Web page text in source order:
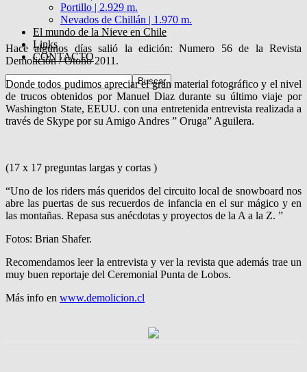
Portillo | 2.929 m.
Nevados de Chillán | 1.970 m.
El mundo de la Nieve en Chile
Links
CONTACTO
Hace algunos días salió la edición: Numero 56 de la Revista
Demolición / Otoño 2011.
Donde todos pudimos apreciar el gran material fotográfico y el nivel
de trucos obtenidos por Manuel Diaz durante su último viaje por
Washington State, EEUU. con una entretenida entrevista realizada a
través de Skype por su Amigo Andres ” Oruga” Aguilera.
(17 x 17 preguntas largas y cortas )
“Uno de los riders más queridos del circuito local de snowboard nos
abre las puertas de sus recuerdos de infancia en el sur mágico y en
las montañas. Repasa sus anécdotas y proyectos de la A a la Z. ”
Fotos: Brian Shafer.
Recomendamos leer la entrevista y ver la revista que además trae un
muy buen reportaje del Ceremonial Punta de Lobos.
Más info en www.demolicion.cl